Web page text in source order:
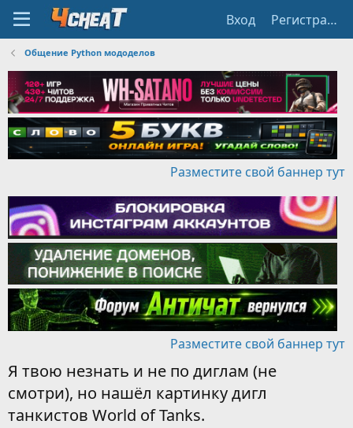
Вход Регистрация
Общение Python мододелов
Разместите свой баннер тут
Разместите свой баннер тут
Я твою незнать и не по диглам (не
смотри), но нашёл картинку дигл
танкистов World of Tanks.